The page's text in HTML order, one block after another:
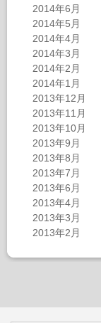
2014年6月
2014年5月
2014年4月
2014年3月
2014年2月
2014年1月
2013年12月
2013年11月
2013年10月
2013年9月
2013年8月
2013年7月
2013年6月
2013年4月
2013年3月
2013年2月